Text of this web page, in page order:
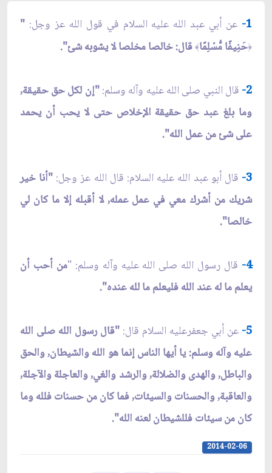
1- عن أبي عبد الله عليه السلام في قول الله عز وجل:"
﴿حَنِيفًا مُّسْلِمًا﴾قال: خالصا مخلصا لا يشوبه شئ".
2- قال النبي صلى الله عليه وآله وسلم:"إن لكل حق حقيقة,
وما بلغ عبد حق حقيقة الإخلاص حتى لا يحب أن يحمد
على شئ من عمل الله".
3- قال أبو عبد الله عليه السلام: قال الله عز وجل: "أنا خير
شريك من أشرك معي في عمل عمله, لا أقبله إلا ما كان لي
خالصا".
4- قال رسول الله صلى الله عليه وآله وسلم: "من أحب أن
يعلم ما له عند الله فليعلم ما لله عنده".
5- عن أبي جعفرعليه السلام قال:"قال رسول الله صلى الله
عليه وآله وسلم: يا أيها الناس إنما هو الله والشيطان, والحق
والباطل, والهدى والضلالة, والرشد والغي, والعاجلة والآجلة,
والعاقبة, والحسنات والسيئات, فما كان من حسنات فلله وما
كان من سيئات فللشيطان لعنه الله".
2014-02-06